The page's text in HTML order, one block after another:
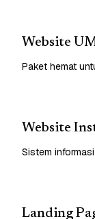
Website
Paket hemat
Website
Sistem
Landing